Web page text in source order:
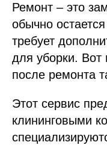
Ремонт – это
обычно
требует
для уборки. Вот
после ремонта
Этот сервис
клининговыми